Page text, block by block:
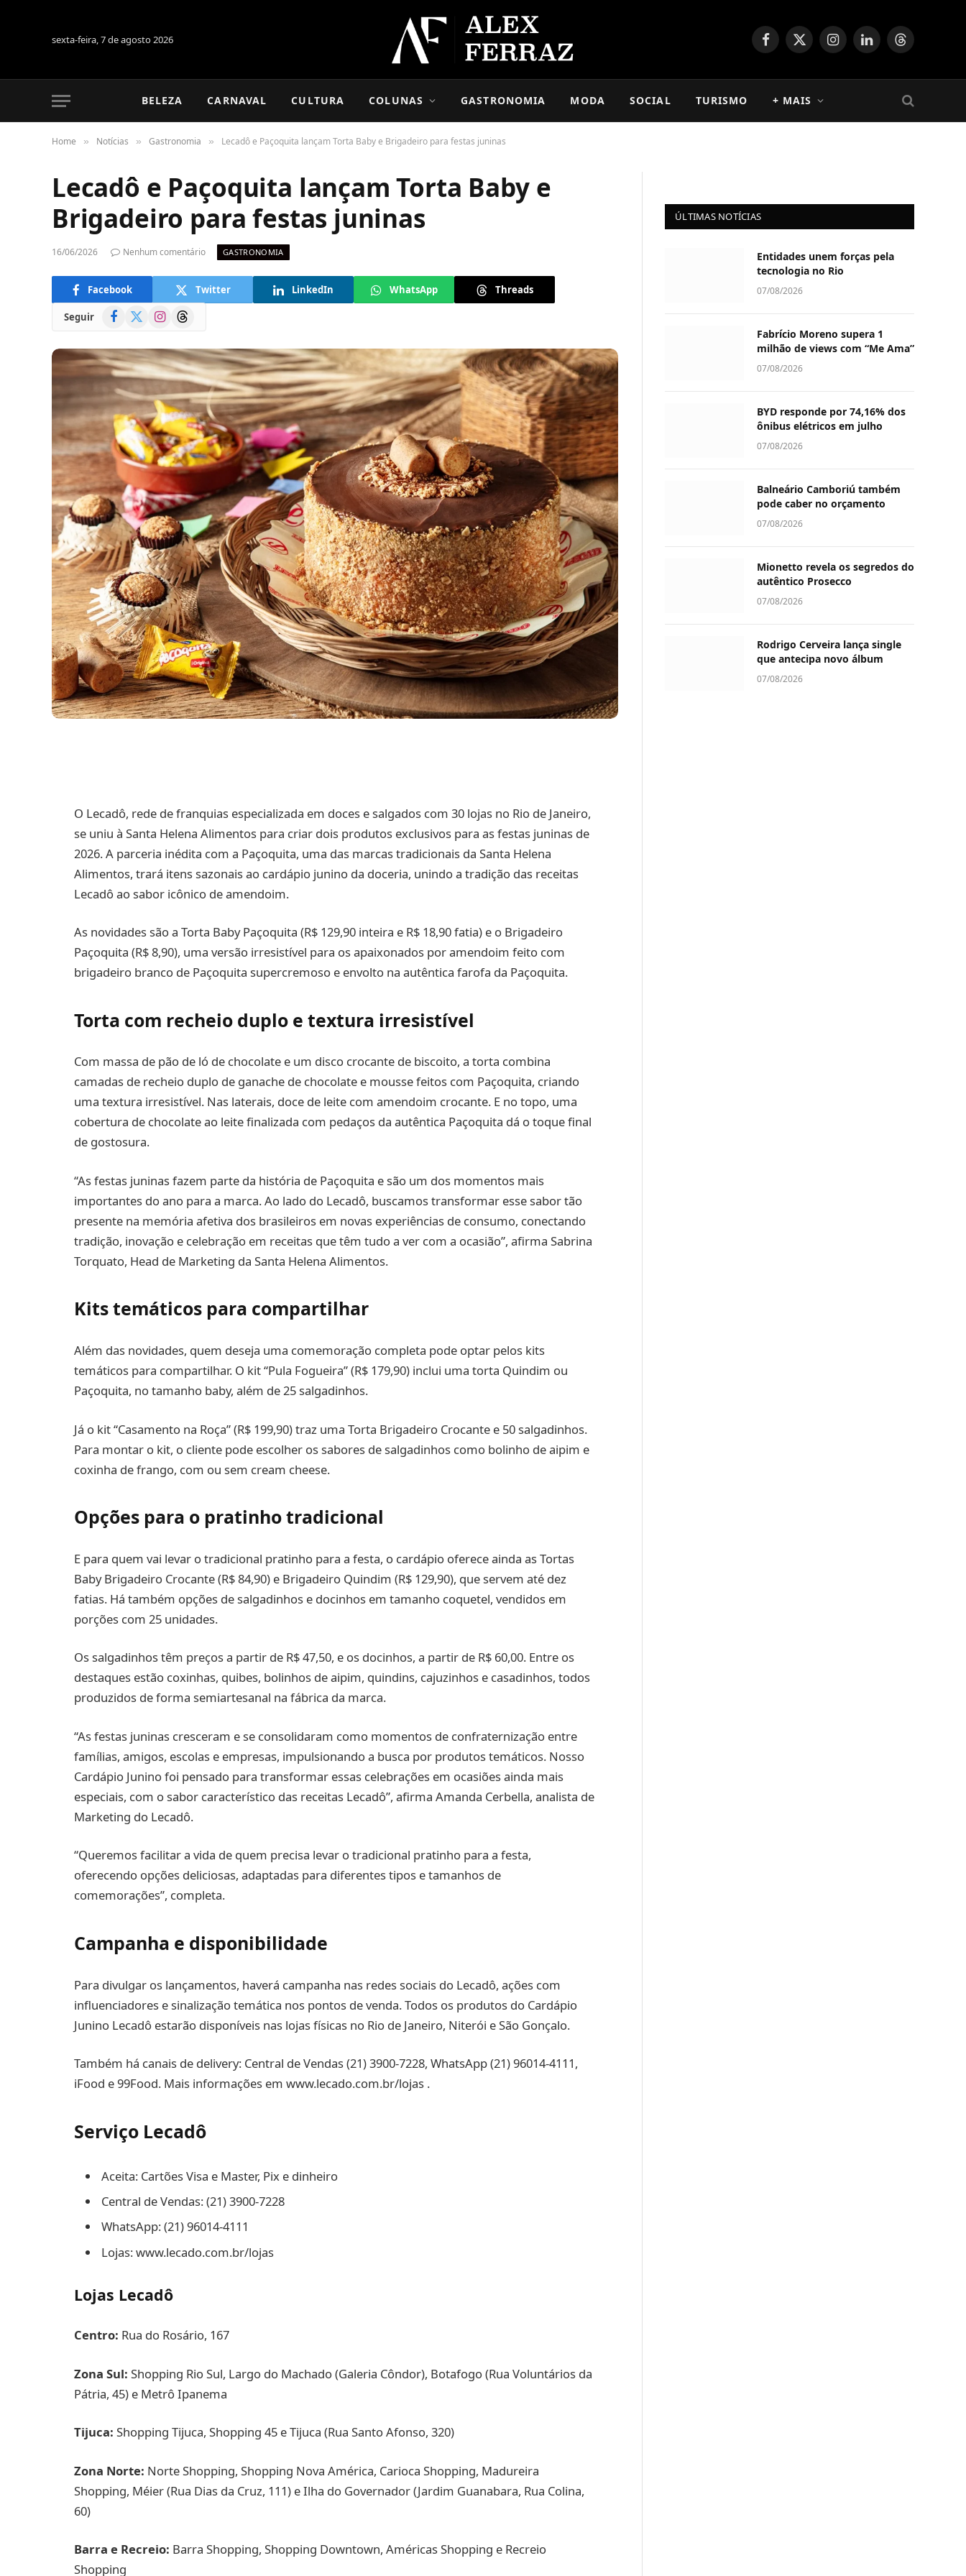
sexta-feira, 7 de agosto 2026 Facebook
X
InstagramLinkedInThreads
BELEZA CARNAVAL CULTURA COLUNAS GASTRONOMIA MODA SOCIAL TURISMO + MAIS
Home » Notícias » Gastronomia » Lecadô e Paçoquita lançam Torta Baby e Brigadeiro para festas juninas
Lecadô e Paçoquita lançam Torta Baby e
Brigadeiro para festas juninas
16/06/2026 Nenhum comentário GASTRONOMIA
Facebook Twitter LinkedIn WhatsApp Threads
Seguir Facebook
(Twitter)
InstagramThreads
O Lecadô, rede de franquias especializada em doces e salgados com 30 lojas no Rio de Janeiro,
se uniu à Santa Helena Alimentos para criar dois produtos exclusivos para as festas juninas de
2026. A parceria inédita com a Paçoquita, uma das marcas tradicionais da Santa Helena
Alimentos, trará itens sazonais ao cardápio junino da doceria, unindo a tradição das receitas
Lecadô ao sabor icônico de amendoim.
As novidades são a Torta Baby Paçoquita (R$ 129,90 inteira e R$ 18,90 fatia) e o Brigadeiro
Paçoquita (R$ 8,90), uma versão irresistível para os apaixonados por amendoim feito com
brigadeiro branco de Paçoquita supercremoso e envolto na autêntica farofa da Paçoquita.
Torta com recheio duplo e textura irresistível
Com massa de pão de ló de chocolate e um disco crocante de biscoito, a torta combina
camadas de recheio duplo de ganache de chocolate e mousse feitos com Paçoquita, criando
uma textura irresistível. Nas laterais, doce de leite com amendoim crocante. E no topo, uma
cobertura de chocolate ao leite finalizada com pedaços da autêntica Paçoquita dá o toque final
de gostosura.
“As festas juninas fazem parte da história de Paçoquita e são um dos momentos mais
importantes do ano para a marca. Ao lado do Lecadô, buscamos transformar esse sabor tão
presente na memória afetiva dos brasileiros em novas experiências de consumo, conectando
tradição, inovação e celebração em receitas que têm tudo a ver com a ocasião”, afirma Sabrina
Torquato, Head de Marketing da Santa Helena Alimentos.
Kits temáticos para compartilhar
Além das novidades, quem deseja uma comemoração completa pode optar pelos kits
temáticos para compartilhar. O kit “Pula Fogueira” (R$ 179,90) inclui uma torta Quindim ou
Paçoquita, no tamanho baby, além de 25 salgadinhos.
Já o kit “Casamento na Roça” (R$ 199,90) traz uma Torta Brigadeiro Crocante e 50 salgadinhos.
Para montar o kit, o cliente pode escolher os sabores de salgadinhos como bolinho de aipim e
coxinha de frango, com ou sem cream cheese.
Opções para o pratinho tradicional
E para quem vai levar o tradicional pratinho para a festa, o cardápio oferece ainda as Tortas
Baby Brigadeiro Crocante (R$ 84,90) e Brigadeiro Quindim (R$ 129,90), que servem até dez
fatias. Há também opções de salgadinhos e docinhos em tamanho coquetel, vendidos em
porções com 25 unidades.
Os salgadinhos têm preços a partir de R$ 47,50, e os docinhos, a partir de R$ 60,00. Entre os
destaques estão coxinhas, quibes, bolinhos de aipim, quindins, cajuzinhos e casadinhos, todos
produzidos de forma semiartesanal na fábrica da marca.
“As festas juninas cresceram e se consolidaram como momentos de confraternização entre
famílias, amigos, escolas e empresas, impulsionando a busca por produtos temáticos. Nosso
Cardápio Junino foi pensado para transformar essas celebrações em ocasiões ainda mais
especiais, com o sabor característico das receitas Lecadô”, afirma Amanda Cerbella, analista de
Marketing do Lecadô.
“Queremos facilitar a vida de quem precisa levar o tradicional pratinho para a festa,
oferecendo opções deliciosas, adaptadas para diferentes tipos e tamanhos de
comemorações”, completa.
Campanha e disponibilidade
Para divulgar os lançamentos, haverá campanha nas redes sociais do Lecadô, ações com
influenciadores e sinalização temática nos pontos de venda. Todos os produtos do Cardápio
Junino Lecadô estarão disponíveis nas lojas físicas no Rio de Janeiro, Niterói e São Gonçalo.
Também há canais de delivery: Central de Vendas (21) 3900-7228, WhatsApp (21) 96014-4111,
iFood e 99Food. Mais informações em www.lecado.com.br/lojas .
Serviço Lecadô
Aceita: Cartões Visa e Master, Pix e dinheiro
Central de Vendas: (21) 3900-7228
WhatsApp: (21) 96014-4111
Lojas: www.lecado.com.br/lojas
Lojas Lecadô
Centro: Rua do Rosário, 167
Zona Sul: Shopping Rio Sul, Largo do Machado (Galeria Côndor), Botafogo (Rua Voluntários da
Pátria, 45) e Metrô Ipanema
Tijuca: Shopping Tijuca, Shopping 45 e Tijuca (Rua Santo Afonso, 320)
Zona Norte: Norte Shopping, Shopping Nova América, Carioca Shopping, Madureira
Shopping, Méier (Rua Dias da Cruz, 111) e Ilha do Governador (Jardim Guanabara, Rua Colina,
60)
Barra e Recreio: Barra Shopping, Shopping Downtown, Américas Shopping e Recreio
Shopping
ÚLTIMAS NOTÍCIAS
Entidades unem forças pela
tecnologia no Rio
07/08/2026
Fabrício Moreno supera 1
milhão de views com “Me Ama”
07/08/2026
BYD responde por 74,16% dos
ônibus elétricos em julho
07/08/2026
Balneário Camboriú também
pode caber no orçamento
07/08/2026
Mionetto revela os segredos do
autêntico Prosecco
07/08/2026
Rodrigo Cerveira lança single
que antecipa novo álbum
07/08/2026